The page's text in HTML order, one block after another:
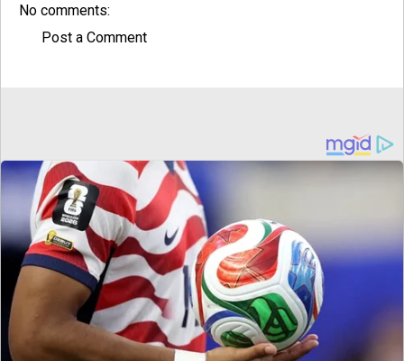
No comments:
Post a Comment